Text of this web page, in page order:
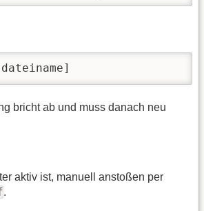
bricht ab und muss danach neu
aktiv ist, manuell anstoßen per
.